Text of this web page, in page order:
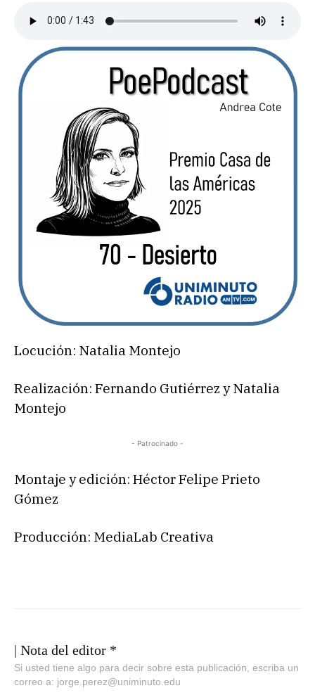
Locución: Natalia Montejo
Realización: Fernando Gutiérrez y Natalia
Montejo
- Patrocinado -
Montaje y edición: Héctor Felipe Prieto
Gómez
Producción: MediaLab Creativa
| Nota del editor *
Si usted tiene algo para decir sobre esta publicación, escriba un
correo a: jorge.perez@uniminuto.edu